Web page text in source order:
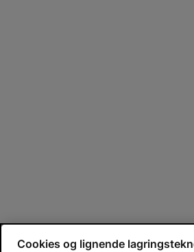
Cookies og lignende